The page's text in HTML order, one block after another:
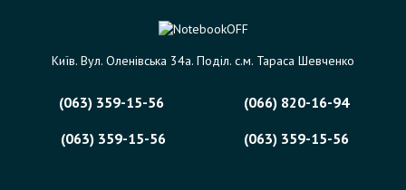
Київ. Вул. Оленівська 34а. Поділ. с.м. Тараса Шевченко
(063) 359-15-56
(066) 820-16-94
(063) 359-15-56
(063) 359-15-56